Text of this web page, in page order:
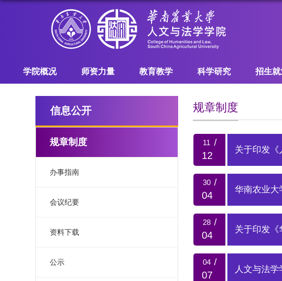
学院概况 师资力量 教育教学 科学研究 招生
信息公开
规章制度
办事指南
会议纪要
资料下载
公示
规章制度
11 /
12
关于印发《
30 /
04
华南农业大
28 /
04
关于印发《
04 /
07
人文与法